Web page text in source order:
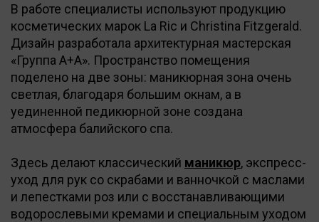
В работе специалисты используют продукцию
косметических марок La Ric и Christina Fitzgerald.
Дизайн разработала архитектурная мастерская
«Группа A+A». Пространство помещения
поделено на две зоны: маникюрная зона очень
светлая, благодаря большим окнам, а в
уединенной педикюрной зоне создана
атмосфера балийского спа.
Здесь делают классический маникюр, экспресс-
уход для рук со скрабами и ванночкой с маслами
и лепестками роз или с восстанавливающими
водорослевыми кремами и специальным уходом